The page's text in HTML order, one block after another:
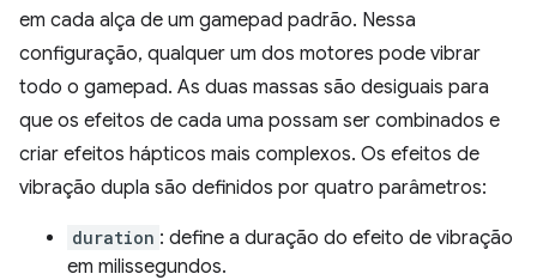
em cada alça de um gamepad padrão. Nessa
configuração, qualquer um dos motores pode vibrar
todo o gamepad. As duas massas são desiguais para
que os efeitos de cada uma possam ser combinados e
criar efeitos hápticos mais complexos. Os efeitos de
vibração dupla são definidos por quatro parâmetros:
duration : define a duração do efeito de vibração
em milissegundos.